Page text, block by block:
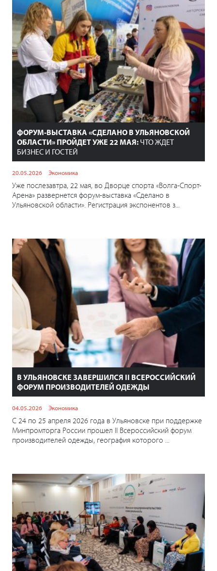
ФОРУМ-ВЫСТАВКА «СДЕЛАНО В УЛЬЯНОВСКОЙ
ОБЛАСТИ» ПРОЙДЕТ УЖЕ 22 МАЯ: ЧТО ЖДЕТ
БИЗНЕС И ГОСТЕЙ
20.05.2026 Экономика
Уже послезавтра, 22 мая, во Дворце спорта «Волга-Спорт-
Арена» развернется форум-выставка «Сделано в
Ульяновской области». Регистрация экспонентов з...
В УЛЬЯНОВСКЕ ЗАВЕРШИЛСЯ II ВСЕРОССИЙСКИЙ
ФОРУМ ПРОИЗВОДИТЕЛЕЙ ОДЕЖДЫ
04.05.2026 Экономика
С 24 по 25 апреля 2026 года в Ульяновске при поддержке
Минпромторга России прошел II Всероссийский форум
производителей одежды, география которого ...